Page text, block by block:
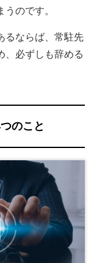
のです。
るならば、常駐先
、必ずしも辞める
のこと